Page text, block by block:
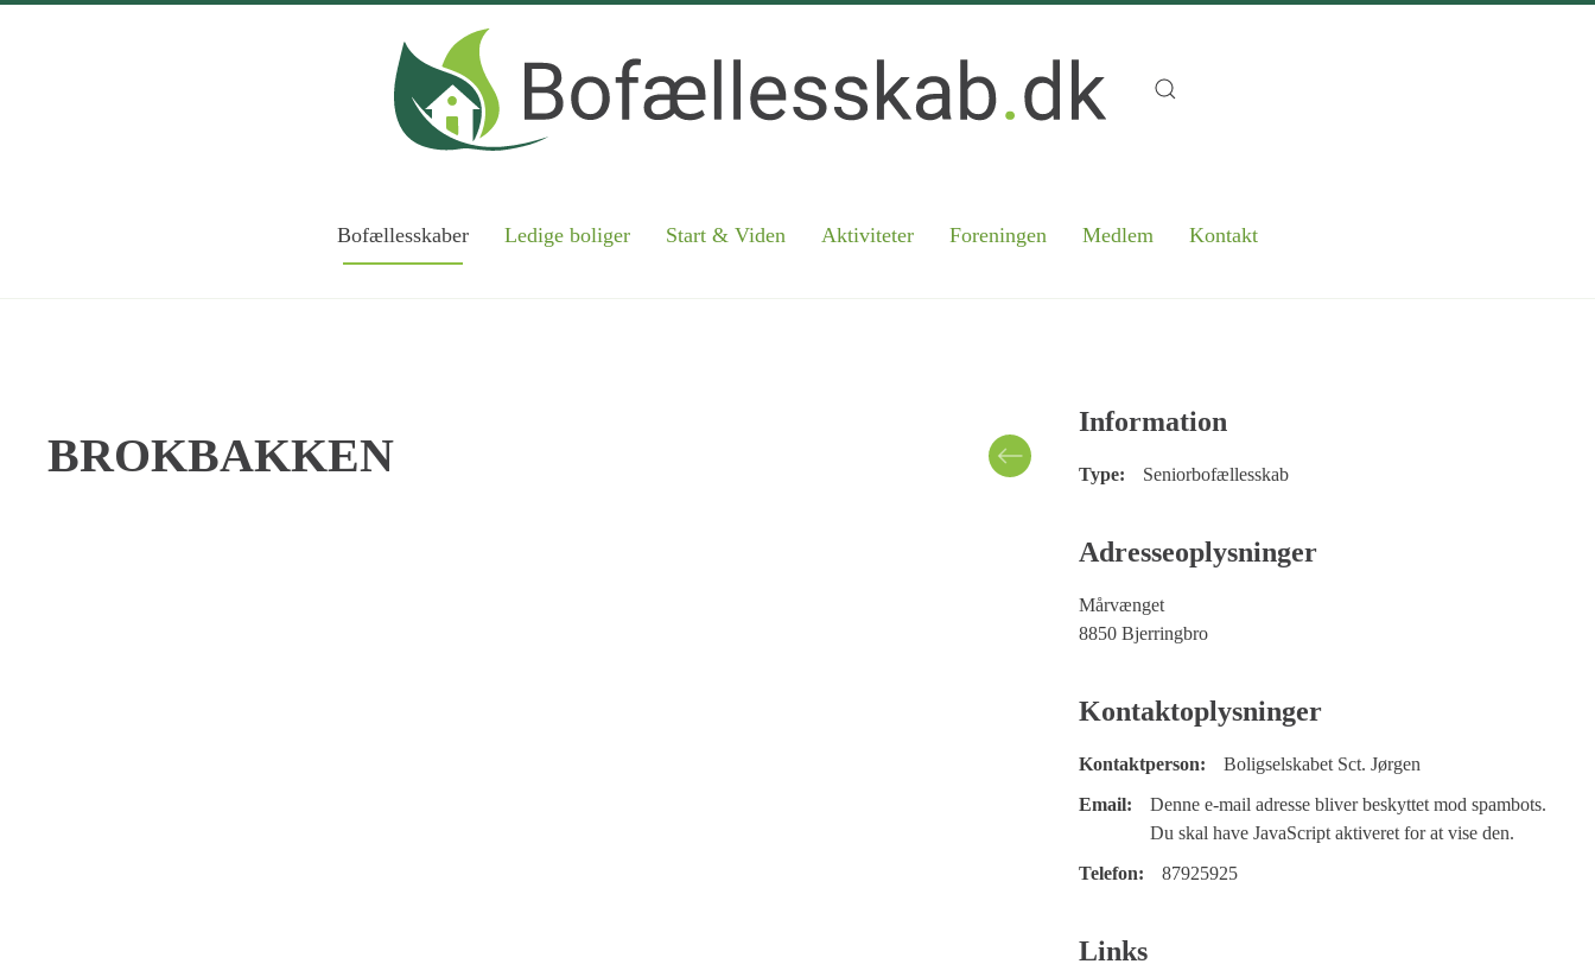
Bofællesskaber Ledige boliger Start & Viden Aktiviteter Foreningen Medlem Kontakt
BROKBAKKEN
Information
Type: Seniorbofællesskab
Adresseoplysninger
Mårvænget
8850 Bjerringbro
Kontaktoplysninger
Kontaktperson:
Boligselskabet Sct. Jørgen
Email:
Denne e-mail adresse bliver beskyttet mod spambots.
Du skal have JavaScript aktiveret for at vise den.
Telefon:
87925925
Links